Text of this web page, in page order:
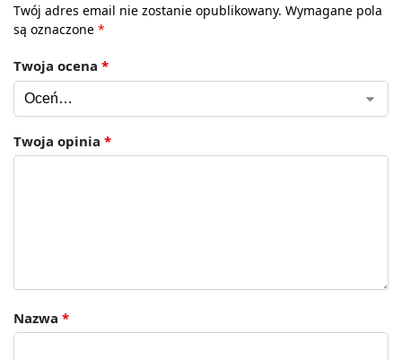
Twój adres email nie zostanie opublikowany. Wymagane pola
są oznaczone *
Twoja ocena *
Twoja opinia *
Nazwa *